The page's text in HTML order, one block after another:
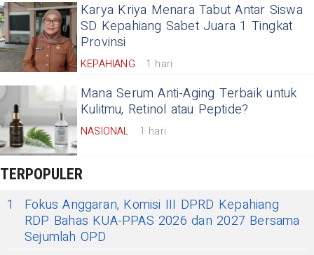
Karya Kriya Menara Tabut Antar Siswa
SD Kepahiang Sabet Juara 1 Tingkat
Provinsi
KEPAHIANG 1 hari
Mana Serum Anti-Aging Terbaik untuk
Kulitmu, Retinol atau Peptide?
NASIONAL 1 hari
TERPOPULER
1
Fokus Anggaran, Komisi III DPRD Kepahiang
RDP Bahas KUA-PPAS 2026 dan 2027 Bersama
Sejumlah OPD